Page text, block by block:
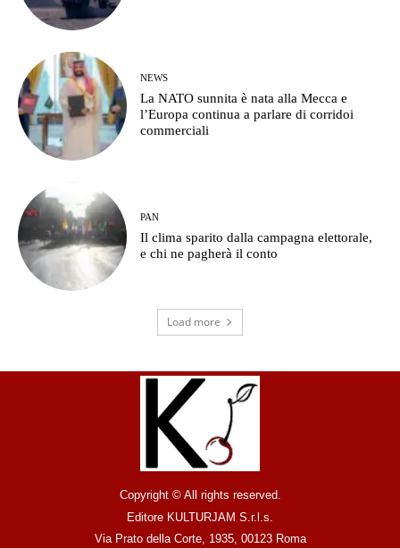
NEWS
La NATO sunnita è nata alla Mecca e
l’Europa continua a parlare di corridoi
commerciali
PAN
Il clima sparito dalla campagna elettorale,
e chi ne pagherà il conto
Load more
Copyright © All rights reserved.
Editore KULTURJAM S.r.l.s.
Via Prato della Corte, 1935, 00123 Roma